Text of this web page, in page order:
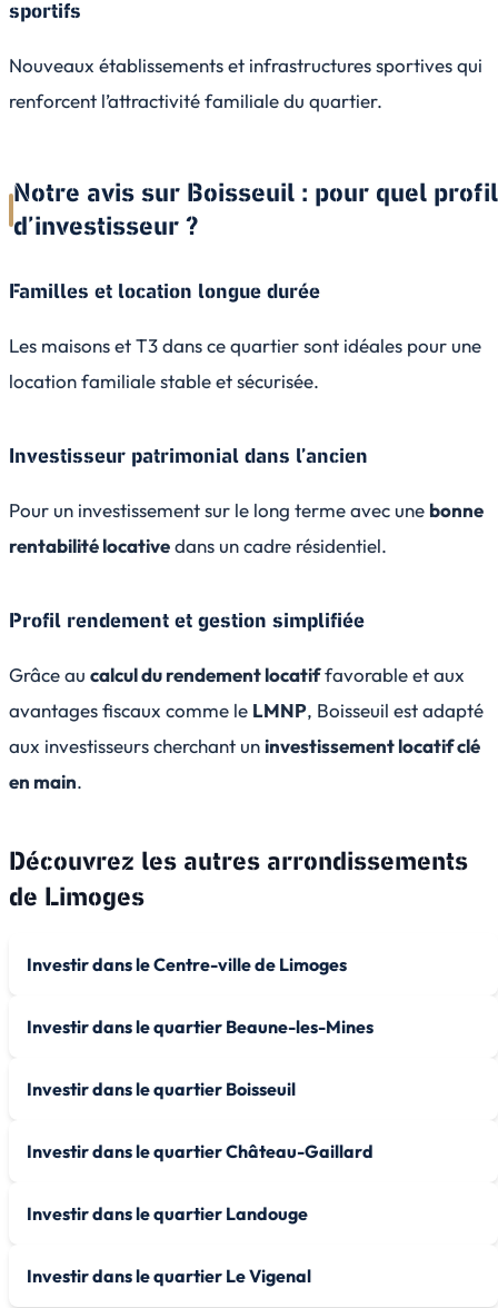
sportifs
Nouveaux établissements et infrastructures sportives qui
renforcent l’attractivité familiale du quartier.
Notre avis sur Boisseuil : pour quel profil
d’investisseur ?
Familles et location longue durée
Les maisons et T3 dans ce quartier sont idéales pour une
location familiale stable et sécurisée.
Investisseur patrimonial dans l’ancien
Pour un investissement sur le long terme avec une bonne
rentabilité locativedans un cadre résidentiel.
Profil rendement et gestion simplifiée
Grâce au calcul du rendement locatiffavorable et aux
avantages fiscaux comme le LMNP, Boisseuil est adapté
aux investisseurs cherchant uninvestissement locatif clé
en main.
Découvrez les autres arrondissements
de Limoges
Investir dans le Centre-ville de Limoges
Investir dans le quartier Beaune-les-Mines
Investir dans le quartier Boisseuil
Investir dans le quartier Château-Gaillard
Investir dans le quartier Landouge
Investir dans le quartier Le Vigenal